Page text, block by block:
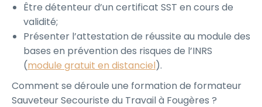
Être détenteur d’un certificat SST en cours de
validité;
Présenter l’attestation de réussite au module des
bases en prévention des risques de l’INRS
(module gratuit en distanciel).
Comment se déroule une formation de formateur
Sauveteur Secouriste du Travail à Fougères ?